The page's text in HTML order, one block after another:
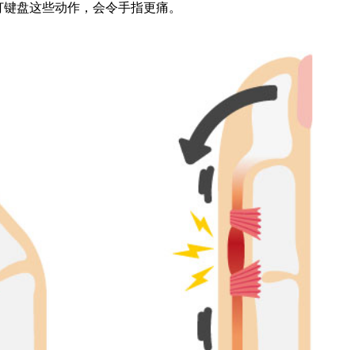
盘这些动作，会令手指更痛。